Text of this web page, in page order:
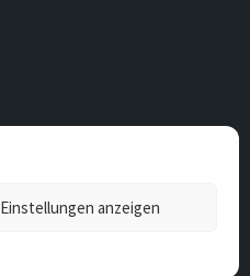
Einstellungen anzeigen